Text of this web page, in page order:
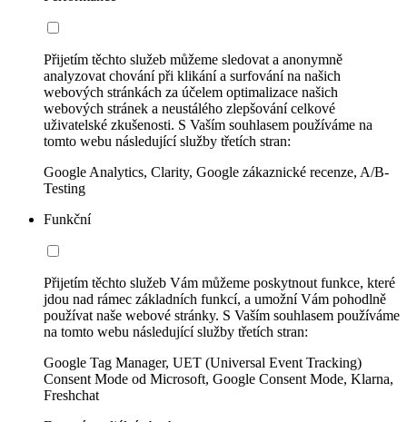
Přijetím těchto služeb můžeme sledovat a anonymně
analyzovat chování při klikání a surfování na našich
webových stránkách za účelem optimalizace našich
webových stránek a neustálého zlepšování celkové
uživatelské zkušenosti. S Vaším souhlasem používáme na
tomto webu následující služby třetích stran:
Google Analytics, Clarity, Google zákaznické recenze, A/B-
Testing
Funkční
Přijetím těchto služeb Vám můžeme poskytnout funkce, které
jdou nad rámec základních funkcí, a umožní Vám pohodlně
používat naše webové stránky. S Vaším souhlasem používáme
na tomto webu následující služby třetích stran:
Google Tag Manager, UET (Universal Event Tracking)
Consent Mode od Microsoft, Google Consent Mode, Klarna,
Freshchat